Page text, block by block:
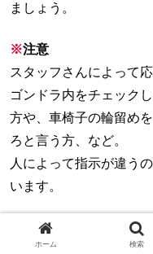
ましょう。
※注意
スタッフさんによって
ゴンドラ内をチェック
方や、車椅子の輪留め
ろと言う方、など。
人によって指示が違う
います。
ホーム 検索